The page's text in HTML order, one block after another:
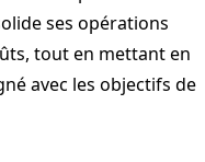
ses opérations
tout en mettant en
avec les objectifs de